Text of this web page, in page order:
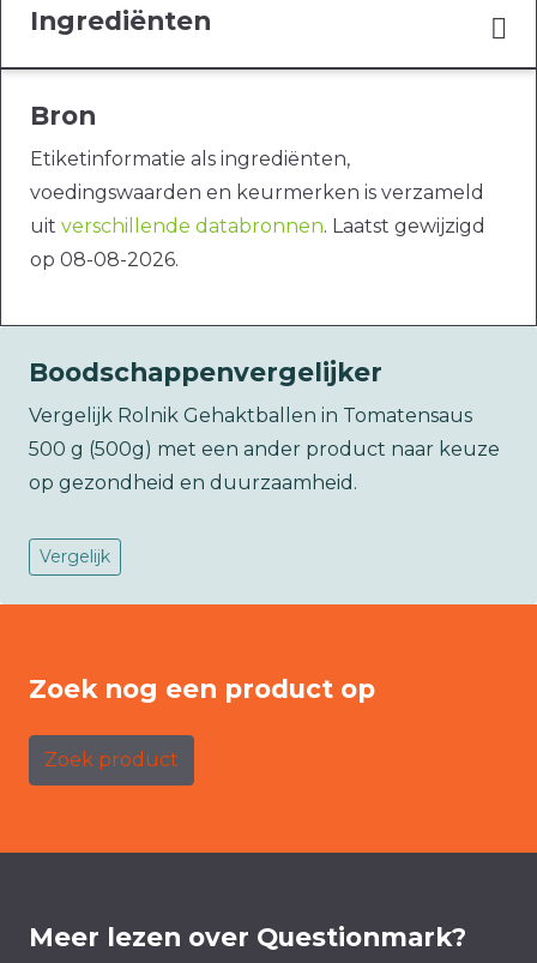
Ingrediënten
Bron
Etiketinformatie als ingrediënten,
voedingswaarden en keurmerken is verzameld
uit verschillende databronnen. Laatst gewijzigd
op 08-08-2026.
Boodschappenvergelijker
Vergelijk Rolnik Gehaktballen in Tomatensaus
500 g (500g) met een ander product naar keuze
op gezondheid en duurzaamheid.
Vergelijk
Zoek nog een product op
Zoek product
Meer lezen over Questionmark?